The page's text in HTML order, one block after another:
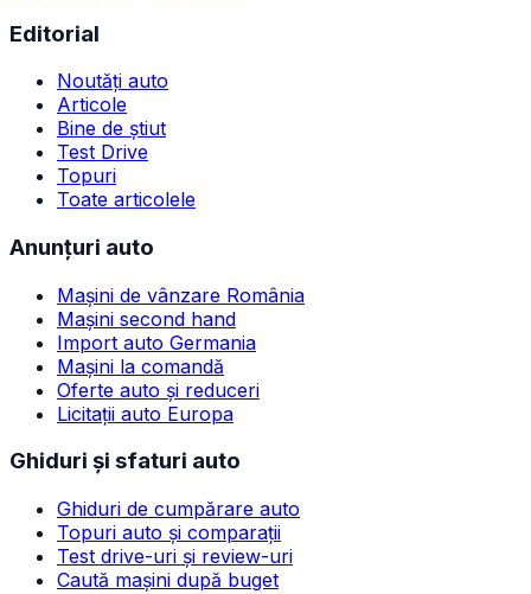
Editorial
Noutăți auto
Articole
Bine de știut
Test Drive
Topuri
Toate articolele
Anunțuri auto
Mașini de vânzare România
Mașini second hand
Import auto Germania
Mașini la comandă
Oferte auto și reduceri
Licitații auto Europa
Ghiduri și sfaturi auto
Ghiduri de cumpărare auto
Topuri auto și comparații
Test drive-uri și review-uri
Caută mașini după buget